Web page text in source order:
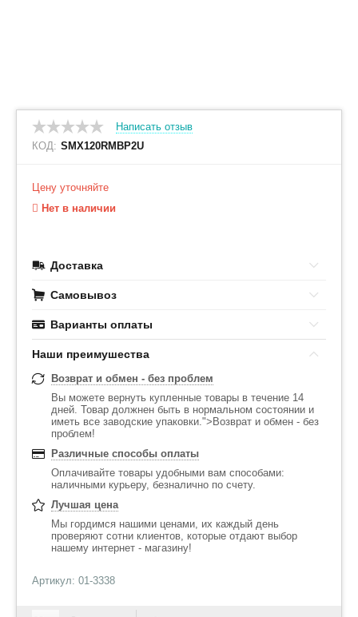
Написать отзыв
КОД: SMX120RMBP2U
Цену уточняйте
Нет в наличии
Доставка
Самовывоз
Варианты оплаты
Наши преимушества
Возврат и обмен - без проблем
Вы можете вернуть купленные товары в течение 14
дней. Товар должнен быть в нормальном состоянии и
иметь все заводские упаковки.">Возврат и обмен - без
проблем!
Различные способы оплаты
Оплачивайте товары удобными вам способами:
наличными курьеру, безналично по счету.
Лучшая цена
Мы гордимся нашими ценами, их каждый день
проверяют сотни клиентов, которые отдают выбор
нашему интернет - магазину!
Артикул: 01-3338